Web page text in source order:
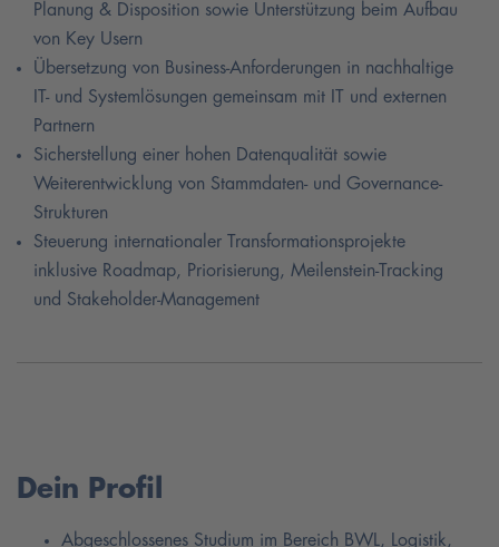
Planung & Disposition sowie Unterstützung beim Aufbau
von Key Usern
Übersetzung von Business-Anforderungen in nachhaltige
IT- und Systemlösungen gemeinsam mit IT und externen
Partnern
Sicherstellung einer hohen Datenqualität sowie
Weiterentwicklung von Stammdaten- und Governance-
Strukturen
Steuerung internationaler Transformationsprojekte
inklusive Roadmap, Priorisierung, Meilenstein-Tracking
und Stakeholder-Management
Dein Profil
Abgeschlossenes Studium im Bereich BWL, Logistik,